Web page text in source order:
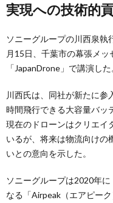
実現への技術的
ソニーグループの川西泉
月15日、千葉市の幕張メ
「JapanDrone」で講演した
川西氏は、同社が新たに
時間飛行できる大容量バッ
現在のドローンはクリエイ
いるが、将来は物流向けの
いとの意向を示した。
ソニーグループは2020年
なる「Airpeak（エアピー